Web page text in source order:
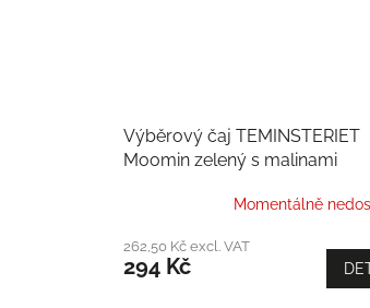
Výběrový čaj TEMINSTERIET
Moomin zelený s malinami
Momentálně
262,50 Kč excl. VAT
294 Kč